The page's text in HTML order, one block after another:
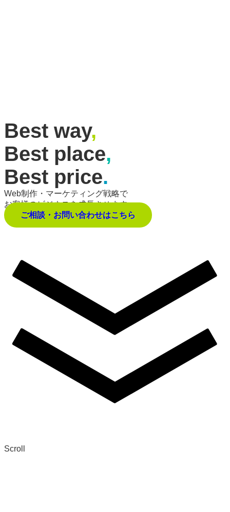
Best way,
Best place,
Best price.
Web制作・マーケティング戦略で
お客様のビジネスを成長させます。
ご相談・お問い合わせはこちら
Scroll